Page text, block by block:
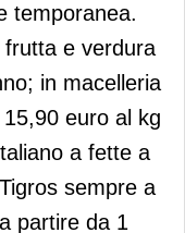
temporanea.
e verdura
in macelleria
euro al kg
a fette a
sempre a
partire da 1